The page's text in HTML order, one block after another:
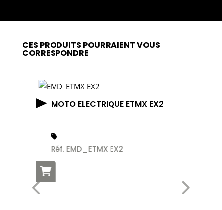
CES PRODUITS POURRAIENT VOUS
CORRESPONDRE
MOTO ELECTRIQUE ETMX EX2
Réf. EMD_ETMX EX2